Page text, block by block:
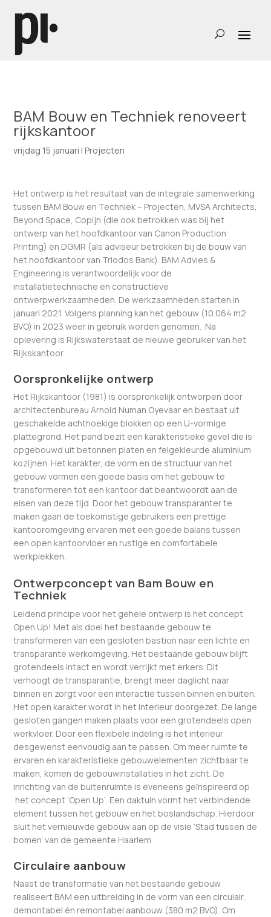
BAM Bouw en Techniek renoveert
rijkskantoor
vrijdag 15 januari | Projecten
Het ontwerp is het resultaat van de integrale samenwerking
tussen BAM Bouw en Techniek – Projecten, MVSA Architects,
Beyond Space, Copijn (die ook betrokken was bij het
ontwerp van het hoofdkantoor van Canon Production
Printing) en DGMR (als adviseur betrokken bij de bouw van
het hoofdkantoor van Triodos Bank). BAM Advies &
Engineering is verantwoordelijk voor de
installatietechnische en constructieve
ontwerpwerkzaamheden. De werkzaamheden starten in
januari 2021. Volgens planning kan het gebouw (10.064 m2
BVO) in 2023 weer in gebruik worden genomen. Na
oplevering is Rijkswaterstaat de nieuwe gebruiker van het
Rijkskantoor.
Oorspronkelijke ontwerp
Het Rijkskantoor (1981) is oorspronkelijk ontworpen door
architectenbureau Arnold Numan Oyevaar en bestaat uit
geschakelde achthoekige blokken op een U-vormige
plattegrond. Het pand bezit een karakteristieke gevel die is
opgebouwd uit betonnen platen en felgekleurde aluminium
kozijnen. Het karakter, de vorm en de structuur van het
gebouw vormen een goede basis om het gebouw te
transformeren tot een kantoor dat beantwoordt aan de
eisen van deze tijd. Door het gebouw transparanter te
maken gaan de toekomstige gebruikers een prettige
kantooromgeving ervaren met een goede balans tussen
een open kantoorvloer en rustige en comfortabele
werkplekken.
Ontwerpconcept van Bam Bouw en
Techniek
Leidend principe voor het gehele ontwerp is het concept
Open Up! Met als doel het bestaande gebouw te
transformeren van een gesloten bastion naar een lichte en
transparante werkomgeving. Het bestaande gebouw blijft
grotendeels intact en wordt verrijkt met erkers. Dit
verhoogt de transparantie, brengt meer daglicht naar
binnen en zorgt voor een interactie tussen binnen en buiten.
Het open karakter wordt in het interieur doorgezet. De lange
gesloten gangen maken plaats voor een grotendeels open
werkvloer. Door een flexibele indeling is het interieur
desgewenst eenvoudig aan te passen. Om meer ruimte te
ervaren en karakteristieke gebouwelementen zichtbaar te
maken, komen de gebouwinstallaties in het zicht. De
inrichting van de buitenruimte is eveneens geïnspireerd op
het concept ‘Open Up’. Een daktuin vormt het verbindende
element tussen het gebouw en het boslandschap. Hierdoor
sluit het vernieuwde gebouw aan op de visie ‘Stad tussen de
bomen’ van de gemeente Haarlem.
Circulaire aanbouw
Naast de transformatie van het bestaande gebouw
realiseert BAM een uitbreiding in de vorm van een circulair,
demontabel én remontabel aanbouw (380 m2 BVO). Om